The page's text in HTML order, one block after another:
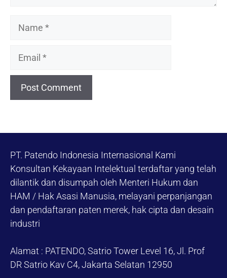
PT. Patendo Indonesia Internasional Kami
Konsultan Kekayaan Intelektual terdaftar yang telah
dilantik dan disumpah oleh Menteri Hukum dan
HAM / Hak Asasi Manusia, melayani perpanjangan
dan pendaftaran paten merek, hak cipta dan desain
industri
Alamat : PATENDO, Satrio Tower Level 16, Jl. Prof
DR Satrio Kav C4, Jakarta Selatan 12950